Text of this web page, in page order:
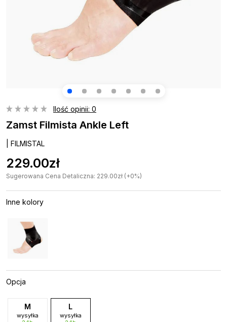
Ilość opinii: 0
Zamst Filmista Ankle Left
| FILMISTAL
229.00zł
Sugerowana Cena Detaliczna: 229.00zł (+0%)
Inne kolory
Opcja
M
wysyłka
L
wysyłka